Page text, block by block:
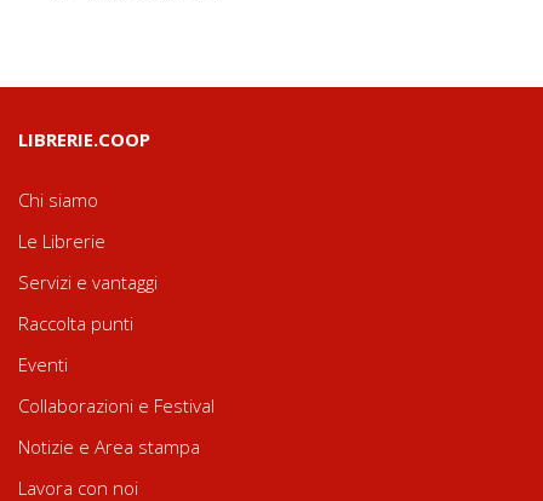
LIBRERIE.COOP
Chi siamo
Le Librerie
Servizi e vantaggi
Raccolta punti
Eventi
Collaborazioni e Festival
Notizie e Area stampa
Lavora con noi